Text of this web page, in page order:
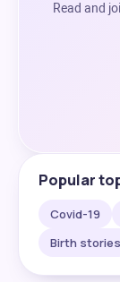
Read and
Popular
Covid-19
Birth stories